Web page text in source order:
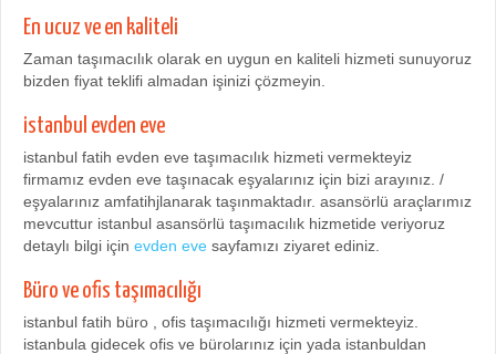
En ucuz ve en kaliteli
Zaman taşımacılık olarak en uygun en kaliteli hizmeti sunuyoruz
bizden fiyat teklifi almadan işinizi çözmeyin.
istanbul evden eve
istanbul fatih evden eve taşımacılık hizmeti vermekteyiz
firmamız evden eve taşınacak eşyalarınız için bizi arayınız. /
eşyalarınız amfatihjlanarak taşınmaktadır. asansörlü araçlarımız
mevcuttur istanbul asansörlü taşımacılık hizmetide veriyoruz
detaylı bilgi için evden eve sayfamızı ziyaret ediniz.
Büro ve ofis taşımacılığı
istanbul fatih büro , ofis taşımacılığı hizmeti vermekteyiz.
istanbula gidecek ofis ve bürolarınız için yada istanbuldan